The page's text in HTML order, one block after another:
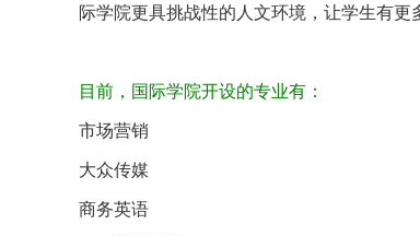
际学院更具挑战性的人文环境，让学生有更
目前，国际学院开设的专业有：
市场营销
大众传媒
商务英语